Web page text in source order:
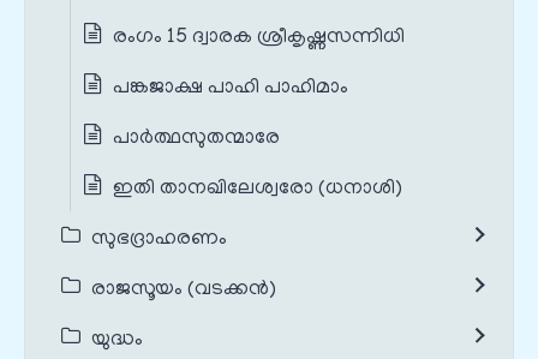
രംഗം 15 ദ്വാരക ശ്രീകൃഷ്ണസന്നിധി
പങ്കജാക്ഷ പാഹി പാഹിമാം
പാർത്ഥസുതന്മാരേ
ഇതി താനഖിലേശ്വരോ (ധനാശി)
സുഭദ്രാഹരണം
രാജസൂയം (വടക്കൻ)
യുദ്ധം